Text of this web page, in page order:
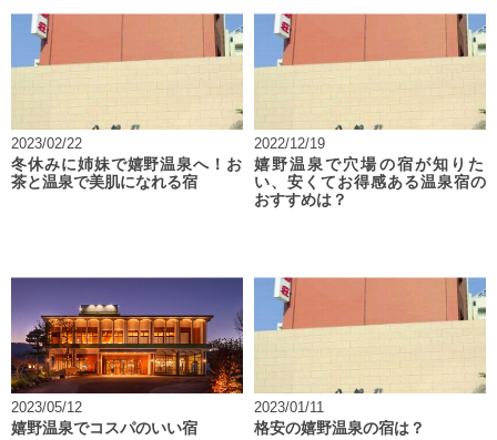
2023/02/22
冬休みに姉妹で嬉野温泉へ！お
茶と温泉で美肌になれる宿
2022/12/19
嬉野温泉で穴場の宿が知りた
い、安くてお得感ある温泉宿の
おすすめは？
2023/05/12
嬉野温泉でコスパのいい宿
2023/01/11
格安の嬉野温泉の宿は？